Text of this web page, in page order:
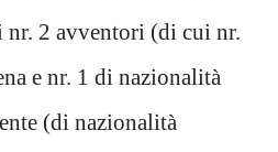
2 avventori (di cui nr.
e nr. 1 di nazionalità
(di nazionalità